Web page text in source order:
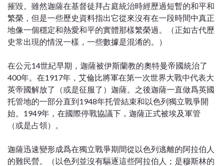
摧毀。雖然迦薩在基督徒拜占庭統治時經歷過短暫的和平和
繁榮，但是一些歷史資料指出它從來沒有在一段時間中真正
地像一個穩定和熱愛和平的實體那樣繁榮過。（正如古代歷
史常出現的情況一樣，一些數據是混淆的。）
在公元14世紀早期，迦薩被伊斯蘭教的奧特曼帝國統治了
400年。在1917年，艾倫比將軍在第一次世界大戰中代表大
英帝國解放了（或是征服了）迦薩。之後迦薩一直做爲英國
托管地的一部分直到1948年托管結束和以色列獨立戰爭開
始。1949年，在國際停戰協議下，迦薩正式被埃及軍管
（或是占領）。
迦薩迅速變形成爲在獨立戰爭期間從以色列逃離的阿拉伯人
的難民營。（以色列並沒有驅逐這些阿拉伯人；是穆斯林的